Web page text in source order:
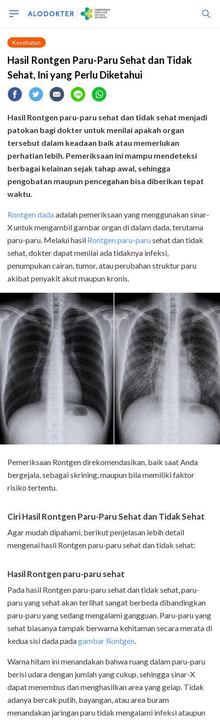
Kesehatan
Hasil Rontgen Paru-Paru Sehat dan Tidak
Sehat, Ini yang Perlu Diketahui
Hasil Rontgen paru-paru sehat dan tidak sehat menjadi
patokan bagi dokter untuk menilai apakah organ
tersebut dalam keadaan baik atau memerlukan
perhatian lebih. Pemeriksaan ini mampu mendeteksi
berbagai kelainan sejak tahap awal, sehingga
pengobatan maupun pencegahan bisa diberikan tepat
waktu.
Rontgen dadaadalah pemeriksaan yang menggunakan sinar-
X untuk mengambil gambar organ di dalam dada, terutama
paru-paru. Melalui hasil Rontgen paru-parusehat dan tidak
sehat, dokter dapat menilai ada tidaknya infeksi,
penumpukan cairan, tumor, atau perubahan struktur paru
akibat penyakit akut maupun kronis.
Pemeriksaan Rontgen direkomendasikan, baik saat Anda
bergejala, sebagai skrining, maupun bila memiliki faktor
risiko tertentu.
Ciri Hasil Rontgen Paru-Paru Sehat dan Tidak Sehat
Agar mudah dipahami, berikut penjelasan lebih detail
mengenai hasil Rontgen paru-paru sehat dan tidak sehat:
Hasil Rontgen paru-paru sehat
Pada hasil Rontgen paru-paru sehat dan tidak sehat, paru-
paru yang sehat akan terlihat sangat berbeda dibandingkan
paru-paru yang sedang mengalami gangguan. Paru-paru yang
sehat biasanya tampak berwarna kehitaman secara merata di
kedua sisi dada padagambar Rontgen.
Warna hitam ini menandakan bahwa ruang dalam paru-paru
berisi udara dengan jumlah yang cukup, sehingga sinar-X
dapat menembus dan menghasilkan area yang gelap. Tidak
adanya bercak putih, bayangan, atau area buram
menandakan jaringan paru tidak mengalami infeksi ataupun